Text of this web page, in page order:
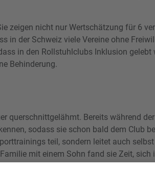
zeigen nicht nur Wertschätzung für 6
in der Schweiz viele Vereine ohne
in den Rollstuhlclubs Inklusion gelebt
Behinderung.
querschnittgelähmt. Bereits während
sodass sie schon bald dem Club
teil, sondern leitet auch
mit einem Sohn fand sie Zeit, sich
«Kultur und Freizeit». Zusätzlich dazu
ist Susanne Blöchlinger gerne in der
und kocht mit Begeisterung.